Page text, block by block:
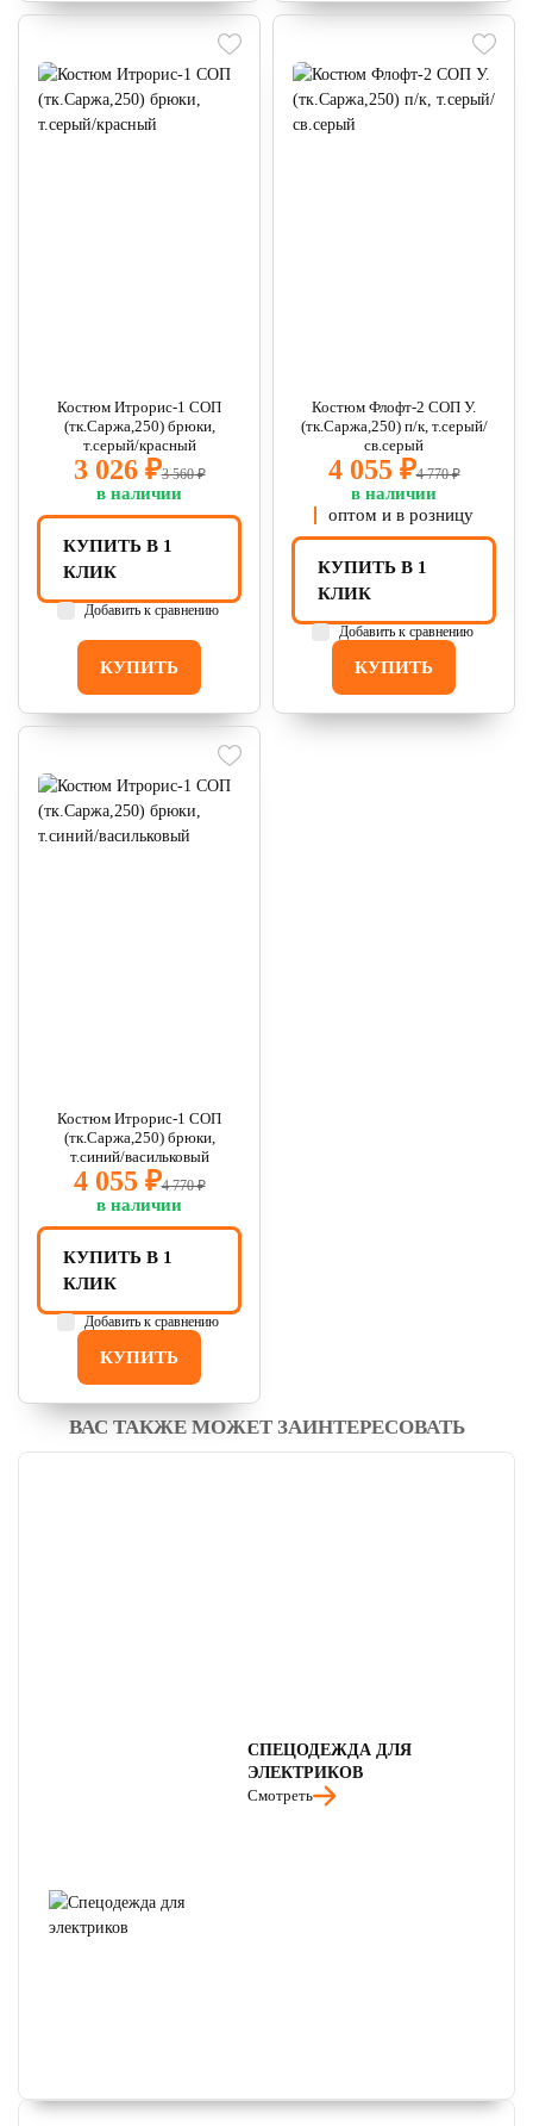
Костюм Итрорис-1 СОП
(тк.Саржа,250) брюки,
т.серый/красный
3 026 ₽3 560 ₽
в наличии
КУПИТЬ
КУПИТЬ В 1
КЛИК
Добавить к сравнению
Костюм Флофт-2 СОП У.
(тк.Саржа,250) п/к, т.серый/
св.серый
4 055 ₽4 770 ₽
в наличии
оптом и в розницу
КУПИТЬ
КУПИТЬ В 1
КЛИК
Добавить к сравнению
Костюм Итрорис-1 СОП
(тк.Саржа,250) брюки,
т.синий/васильковый
4 055 ₽4 770 ₽
в наличии
КУПИТЬ
КУПИТЬ В 1
КЛИК
Добавить к сравнению
ВАС ТАКЖЕ МОЖЕТ ЗАИНТЕРЕСОВАТЬ
СПЕЦОДЕЖДА ДЛЯ
ЭЛЕКТРИКОВ
Смотреть